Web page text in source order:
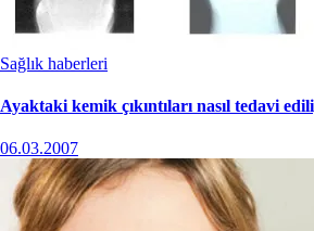
Sağlık haberleri
Ayaktaki kemik çıkıntıları nasıl tedavi
06.03.2007